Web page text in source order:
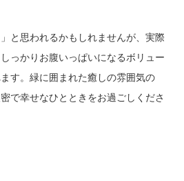
と思われるかもしれませんが、実際
しっかりお腹いっぱいになるボリュー
す。緑に囲まれた癒しの雰囲気の
で幸せなひとときをお過ごしくださ